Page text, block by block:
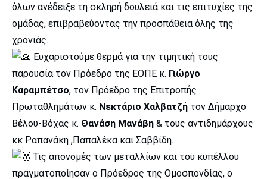
όλων ανέδειξε τη σκληρή δουλειά και τις επιτυχίες της
ομάδας, επιβραβεύοντας την προσπάθεια όλης της
χρονιάς.
Ευχαριστούμε θερμά για την τιμητική τους
παρουσία τον Πρόεδρο της ΕΟΠΕ κ. Γιώργο
Καραμπέτσο, τον Πρόεδρο της Επιτροπής
Πρωταθλημάτων κ. Νεκτάριο Χαλβατζή τον Δήμαρχο
Βέλου-Βόχας κ. Θανάση Μανάβη & τους αντιδημάρχους
κκ Ραπανάκη ,Παπαλέκα και Σαββίδη.
Τις απονομές των μεταλλίων και του κυπέλλου
πραγματοποίησαν ο Πρόεδρος της Ομοσπονδίας, ο